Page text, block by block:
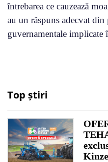
întrebarea ce cauzează
au un răspuns adecvat
guvernamentale implicate
Top știri